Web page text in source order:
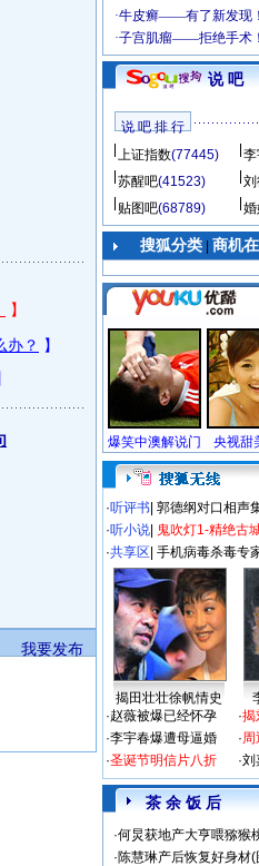
我要发布
说 吧
说 吧 排 行
上证指数(77445) 李
苏醒吧(41523) 刘
贴图吧(68789) 婚
搜狐分类| 商机
·听评书 郭德纲对口相声
·听小说 鬼吹灯1-精绝古
·共享区 手机病毒杀毒专
揭田壮壮徐帆情史
·赵薇被爆已经怀孕
·李宇春爆遭母逼婚
·圣诞节明信片八折
·揭
·周
·刘
茶 余 饭 后
·何炅获地产大亨喂猕猴
·陈慧琳产后恢复好身材(